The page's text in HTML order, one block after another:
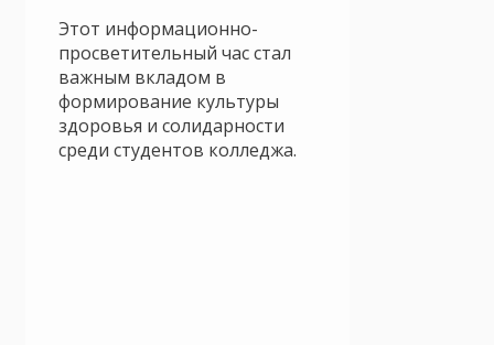
Этот информационно-
просветительный час стал
важным вкладом в
формирование культуры
здоровья и солидарности
среди студентов колледжа.